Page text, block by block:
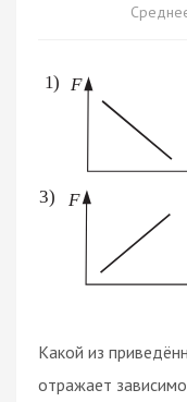
Какой из
отражает